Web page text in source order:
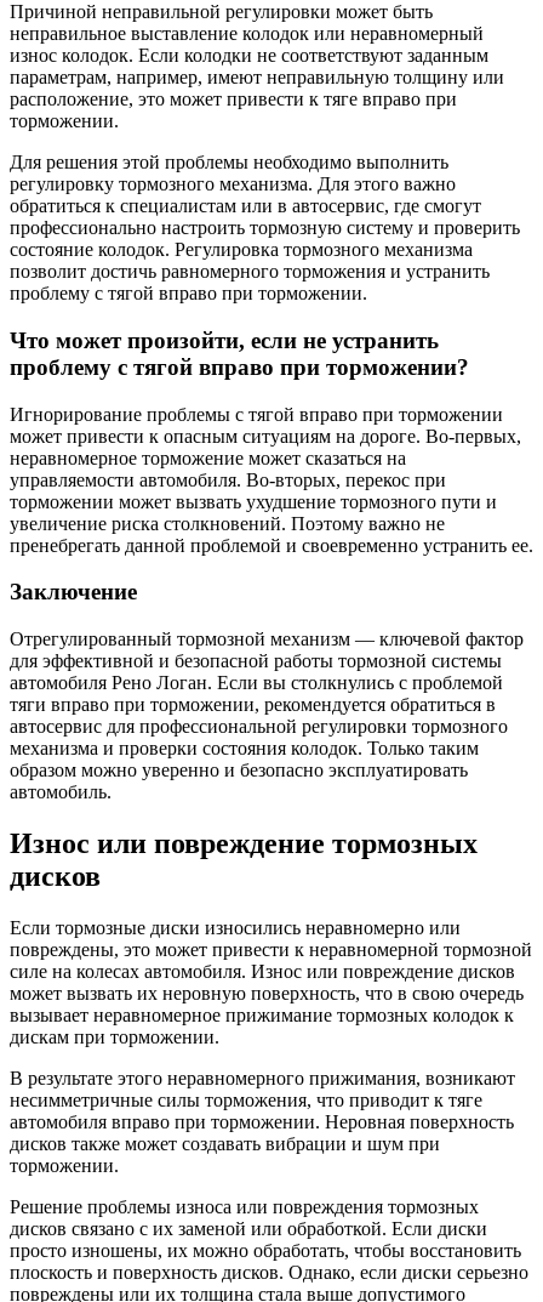
Причиной неправильной регулировки может быть
неправильное выставление колодок или неравномерный
износ колодок. Если колодки не соответствуют заданным
параметрам, например, имеют неправильную толщину или
расположение, это может привести к тяге вправо при
торможении.
Для решения этой проблемы необходимо выполнить
регулировку тормозного механизма. Для этого важно
обратиться к специалистам или в автосервис, где смогут
профессионально настроить тормозную систему и проверить
состояние колодок. Регулировка тормозного механизма
позволит достичь равномерного торможения и устранить
проблему с тягой вправо при торможении.
Что может произойти, если не устранить
проблему с тягой вправо при торможении?
Игнорирование проблемы с тягой вправо при торможении
может привести к опасным ситуациям на дороге. Во-первых,
неравномерное торможение может сказаться на
управляемости автомобиля. Во-вторых, перекос при
торможении может вызвать ухудшение тормозного пути и
увеличение риска столкновений. Поэтому важно не
пренебрегать данной проблемой и своевременно устранить ее.
Заключение
Отрегулированный тормозной механизм — ключевой фактор
для эффективной и безопасной работы тормозной системы
автомобиля Рено Логан. Если вы столкнулись с проблемой
тяги вправо при торможении, рекомендуется обратиться в
автосервис для профессиональной регулировки тормозного
механизма и проверки состояния колодок. Только таким
образом можно уверенно и безопасно эксплуатировать
автомобиль.
Износ или повреждение тормозных
дисков
Если тормозные диски износились неравномерно или
повреждены, это может привести к неравномерной тормозной
силе на колесах автомобиля. Износ или повреждение дисков
может вызвать их неровную поверхность, что в свою очередь
вызывает неравномерное прижимание тормозных колодок к
дискам при торможении.
В результате этого неравномерного прижимания, возникают
несимметричные силы торможения, что приводит к тяге
автомобиля вправо при торможении. Неровная поверхность
дисков также может создавать вибрации и шум при
торможении.
Решение проблемы износа или повреждения тормозных
дисков связано с их заменой или обработкой. Если диски
просто изношены, их можно обработать, чтобы восстановить
плоскость и поверхность дисков. Однако, если диски серьезно
повреждены или их толщина стала выше допустимого